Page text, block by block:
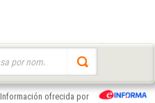
Información ofrecida por